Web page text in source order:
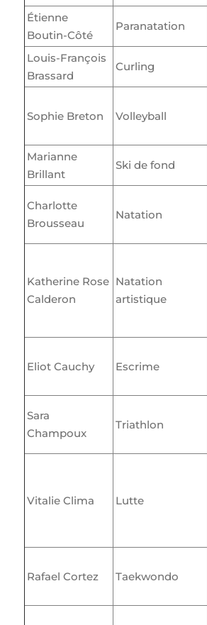
Étienne
Boutin-Côté
Paranatation
Louis-François
Brassard
Curling
Sophie Breton Volleyball
Marianne
Brillant
Ski de fond
Charlotte
Brousseau
Natation
Katherine Rose
Calderon
Natation
artistique
Eliot Cauchy Escrime
Sara
Champoux
Triathlon
Vitalie Clima Lutte
Rafael Cortez Taekwondo